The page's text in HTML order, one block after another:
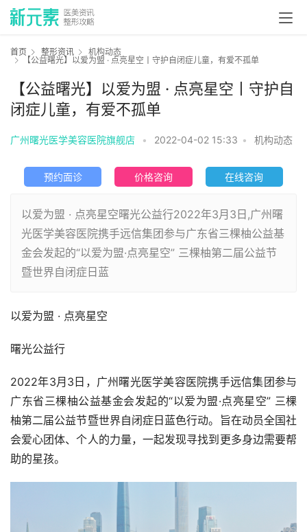
首页 整形资讯
机构动态
【公益曙光】以爱为盟 · 点亮星空丨守护自闭症儿童，有爱不孤单
【公益曙光】以爱为盟 · 点亮星空丨守护自
闭症儿童，有爱不孤单
广州曙光医学美容医院旗舰店 • 2022-04-02 15:33 • 机构动态
预约面诊 价格咨询 在线咨询
以爱为盟 · 点亮星空曙光公益行2022年3月3日,广州曙
光医学美容医院携手远信集团参与广东省三棵柚公益基
金会发起的“以爱为盟·点亮星空” 三棵柚第二届公益节
暨世界自闭症日蓝
以爱为盟 · 点亮星空
曙光公益行
2022年3月3日，广州曙光医学美容医院携手远信集团参与
广东省三棵柚公益基金会发起的“以爱为盟·点亮星空” 三棵
柚第二届公益节暨世界自闭症日蓝色行动。旨在动员全国社
会爱心团体、个人的力量，一起发现寻找到更多身边需要帮
助的星孩。